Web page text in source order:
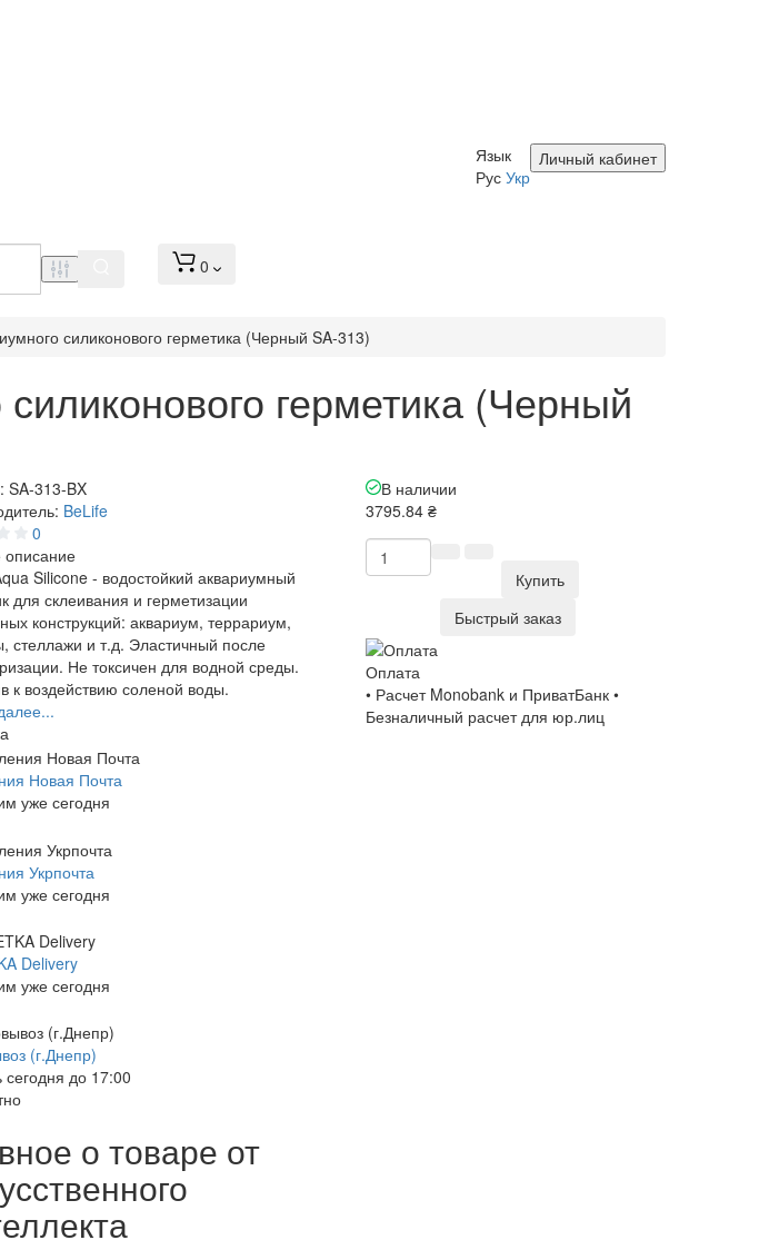
Личный кабинет
Язык
Рус Укр
0
силиконового герметика (Черный SA-313)
герметика (Черный
SA-313-BX
BeLife
0
описание
Silicone - водостойкий аквариумный
для склеивания и герметизации
конструкций: аквариум, террариум,
стеллажи и т.д. Эластичный после
Не токсичен для водной среды.
к воздействию соленой воды.
Новая Почта
уже сегодня
Укрпочта
уже сегодня
Delivery
уже сегодня
(г.Днепр)
сегодня до 17:00
о товаре от
В наличии
3795.84 ₴
Купить
Быстрый заказ
Оплата
• Расчет Monobank и ПриватБанк •
Безналичный расчет для юр.лиц